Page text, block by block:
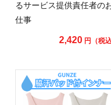
るサービス提供責任者の
仕事
2,420円（税込